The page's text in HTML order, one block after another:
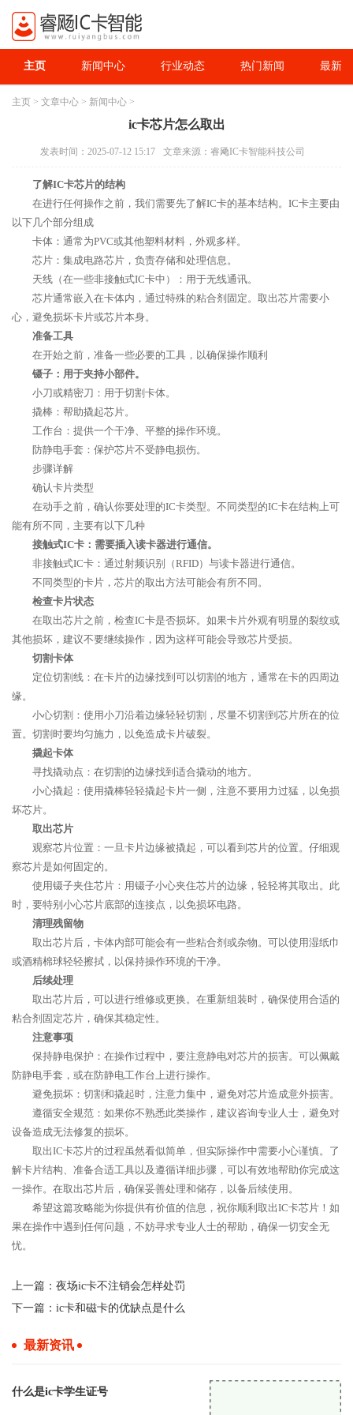
主页 新闻中心 行业动态 热门新闻 最新
主页 > 文章中心 > 新闻中心 >
ic卡芯片怎么取出
发表时间：2025-07-12 15:17 文章来源：睿飏IC卡智能科技公司
了解IC卡芯片的结构
在进行任何操作之前，我们需要先了解IC卡的基本结构。IC卡主要由
以下几个部分组成
卡体：通常为PVC或其他塑料材料，外观多样。
芯片：集成电路芯片，负责存储和处理信息。
天线（在一些非接触式IC卡中）：用于无线通讯。
芯片通常嵌入在卡体内，通过特殊的粘合剂固定。取出芯片需要小
心，避免损坏卡片或芯片本身。
准备工具
在开始之前，准备一些必要的工具，以确保操作顺利
镊子：用于夹持小部件。
小刀或精密刀：用于切割卡体。
撬棒：帮助撬起芯片。
工作台：提供一个干净、平整的操作环境。
防静电手套：保护芯片不受静电损伤。
步骤详解
确认卡片类型
在动手之前，确认你要处理的IC卡类型。不同类型的IC卡在结构上可
能有所不同，主要有以下几种
接触式IC卡：需要插入读卡器进行通信。
非接触式IC卡：通过射频识别（RFID）与读卡器进行通信。
不同类型的卡片，芯片的取出方法可能会有所不同。
检查卡片状态
在取出芯片之前，检查IC卡是否损坏。如果卡片外观有明显的裂纹或
其他损坏，建议不要继续操作，因为这样可能会导致芯片受损。
切割卡体
定位切割线：在卡片的边缘找到可以切割的地方，通常在卡的四周边
缘。
小心切割：使用小刀沿着边缘轻轻切割，尽量不切割到芯片所在的位
置。切割时要均匀施力，以免造成卡片破裂。
撬起卡体
寻找撬动点：在切割的边缘找到适合撬动的地方。
小心撬起：使用撬棒轻轻撬起卡片一侧，注意不要用力过猛，以免损
坏芯片。
取出芯片
观察芯片位置：一旦卡片边缘被撬起，可以看到芯片的位置。仔细观
察芯片是如何固定的。
使用镊子夹住芯片：用镊子小心夹住芯片的边缘，轻轻将其取出。此
时，要特别小心芯片底部的连接点，以免损坏电路。
清理残留物
取出芯片后，卡体内部可能会有一些粘合剂或杂物。可以使用湿纸巾
或酒精棉球轻轻擦拭，以保持操作环境的干净。
后续处理
取出芯片后，可以进行维修或更换。在重新组装时，确保使用合适的
粘合剂固定芯片，确保其稳定性。
注意事项
保持静电保护：在操作过程中，要注意静电对芯片的损害。可以佩戴
防静电手套，或在防静电工作台上进行操作。
避免损坏：切割和撬起时，注意力集中，避免对芯片造成意外损害。
遵循安全规范：如果你不熟悉此类操作，建议咨询专业人士，避免对
设备造成无法修复的损坏。
取出IC卡芯片的过程虽然看似简单，但实际操作中需要小心谨慎。了
解卡片结构、准备合适工具以及遵循详细步骤，可以有效地帮助你完成这
一操作。在取出芯片后，确保妥善处理和储存，以备后续使用。
希望这篇攻略能为你提供有价值的信息，祝你顺利取出IC卡芯片！如
果在操作中遇到任何问题，不妨寻求专业人士的帮助，确保一切安全无
忧。
上一篇： 夜场ic卡不注销会怎样处罚
下一篇： ic卡和磁卡的优缺点是什么
最新资讯
什么是ic卡学生证号